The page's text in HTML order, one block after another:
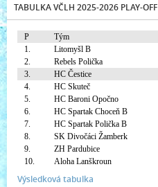
TABULKA VČLH 2025-2026 PLAY-OFF
P
Tým
1.
Litomyšl B
2.
Rebels Polička
3.
HC Čestice
4.
HC Skuteč
5.
HC Baroni Opočno
6.
HC Spartak Choceň B
7.
HC Spartak Polička B
8.
SK Divočáci Žamberk
9.
ZH Pardubice
10.
Aloha Lanškroun
Výsledková tabulka